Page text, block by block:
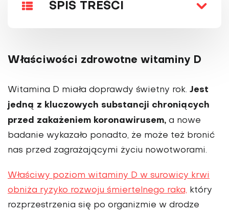
SPIS TREŚCI
Właściwości zdrowotne witaminy D
Witamina D miała doprawdy świetny rok. Jest
jedną z kluczowych substancji chroniących
przed zakażeniem koronawirusem, a nowe
badanie wykazało ponadto, że może też bronić
nas przed zagrażającymi życiu nowotworami.
Właściwy poziom witaminy D w surowicy krwi
obniża ryzyko rozwoju śmiertelnego raka, który
rozprzestrzenia się po organizmie w drodze